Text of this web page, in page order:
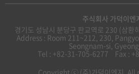
주식회사 가덕이엔
경기도 성남시 분당구 판교역로 230 (삼
Address : Room 211~212, 230,
Seongnam-si,
Tel : +82-31-705-6277
Fax :